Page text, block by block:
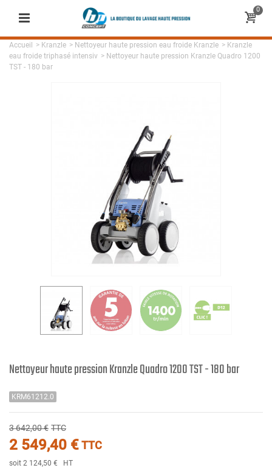
0
Accueil > Kranzle > Nettoyeur haute pression eau froide Kranzle > Kranzle
eau froide triphasé intensiv > Nettoyeur haute pression Kranzle Quadro 1200
TST - 180 bar
Nettoyeur haute pression Kranzle Quadro 1200 TST - 180 bar
KRM61212.0
3 642,00 € TTC
2 549,40 €TTC
soit 2 124,50 € HT